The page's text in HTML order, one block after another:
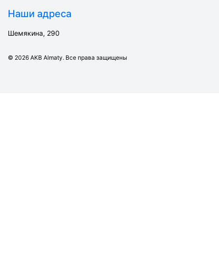
Наши адреса
Шемякина, 290
© 2026 AKB Almaty. Все права защищены